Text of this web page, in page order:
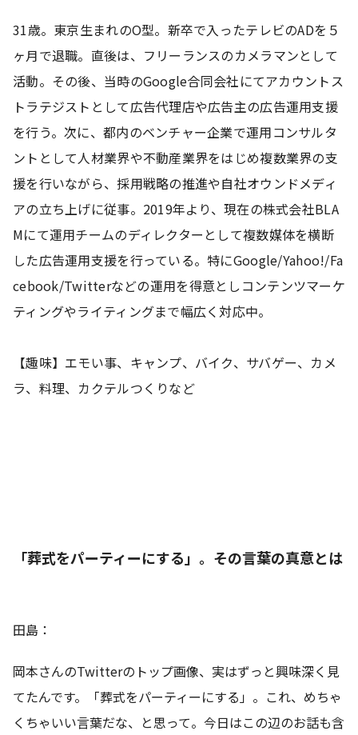
31歳。東京生まれのO型。新卒で入ったテレビのADを５
ヶ月で退職。直後は、フリーランスのカメラマンとして
活動。その後、当時のGoogle合同会社にてアカウントス
トラテジストとして広告代理店や広告主の広告運用支援
を行う。次に、都内のベンチャー企業で運用コンサルタ
ントとして人材業界や不動産業界をはじめ複数業界の支
援を行いながら、採用戦略の推進や自社オウンドメディ
アの立ち上げに従事。2019年より、現在の株式会社BLA
Mにて運用チームのディレクターとして複数媒体を横断
した広告運用支援を行っている。特にGoogle/Yahoo!/Fa
cebook/Twitterなどの運用を得意としコンテンツマーケ
ティングやライティングまで幅広く対応中。
【趣味】エモい事、キャンプ、バイク、サバゲー、カメ
ラ、料理、カクテルつくりなど
「葬式をパーティーにする」。その言葉の真意とは
田島：
岡本さんのTwitterのトップ画像、実はずっと興味深く見
てたんです。「葬式をパーティーにする」。これ、めちゃ
くちゃいい言葉だな、と思って。今日はこの辺のお話も含